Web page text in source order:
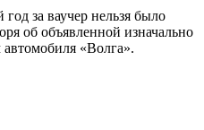
за ваучер нельзя было
об объявленной изначально
автомобиля «Волга».